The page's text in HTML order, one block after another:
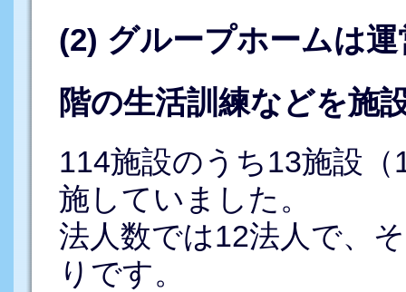
(2) グループホームは
階の生活訓練などを施
114施設のうち13施設
施していました。
法人数では12法人で、
りです。